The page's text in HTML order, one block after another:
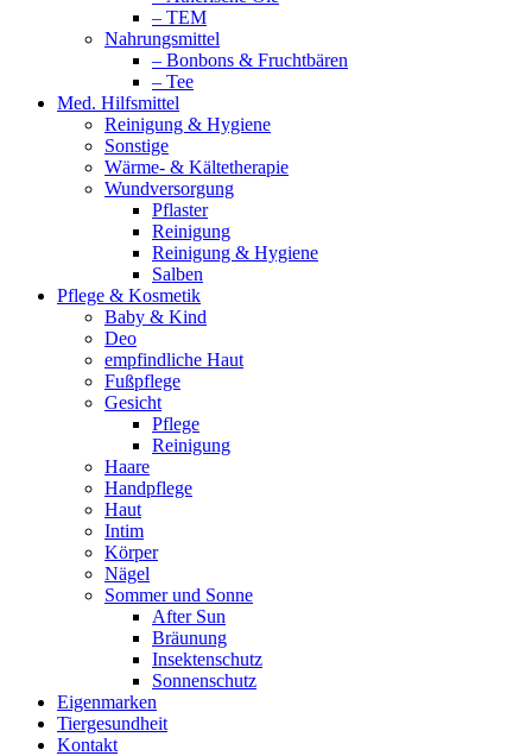
– TEM
Nahrungsmittel
– Bonbons & Fruchtbären
– Tee
Med. Hilfsmittel
Reinigung & Hygiene
Sonstige
Wärme- & Kältetherapie
Wundversorgung
Pflaster
Reinigung
Reinigung & Hygiene
Salben
Pflege & Kosmetik
Baby & Kind
Deo
empfindliche Haut
Fußpflege
Gesicht
Pflege
Reinigung
Haare
Handpflege
Haut
Intim
Körper
Nägel
Sommer und Sonne
After Sun
Bräunung
Insektenschutz
Sonnenschutz
Eigenmarken
Tiergesundheit
Kontakt